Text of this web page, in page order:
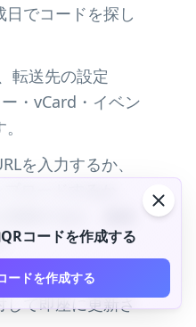
でコードを探し
転送先の設定
ー・vCard・イベン
を入力するか、
新するか、連絡
。
リダイレクト先
して即座に更新さ
コードを作成する
ードを作成する